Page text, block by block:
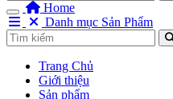
Home
Danh mục Sản Phẩm
Trang Chủ
Giới thiệu
Sản phẩm